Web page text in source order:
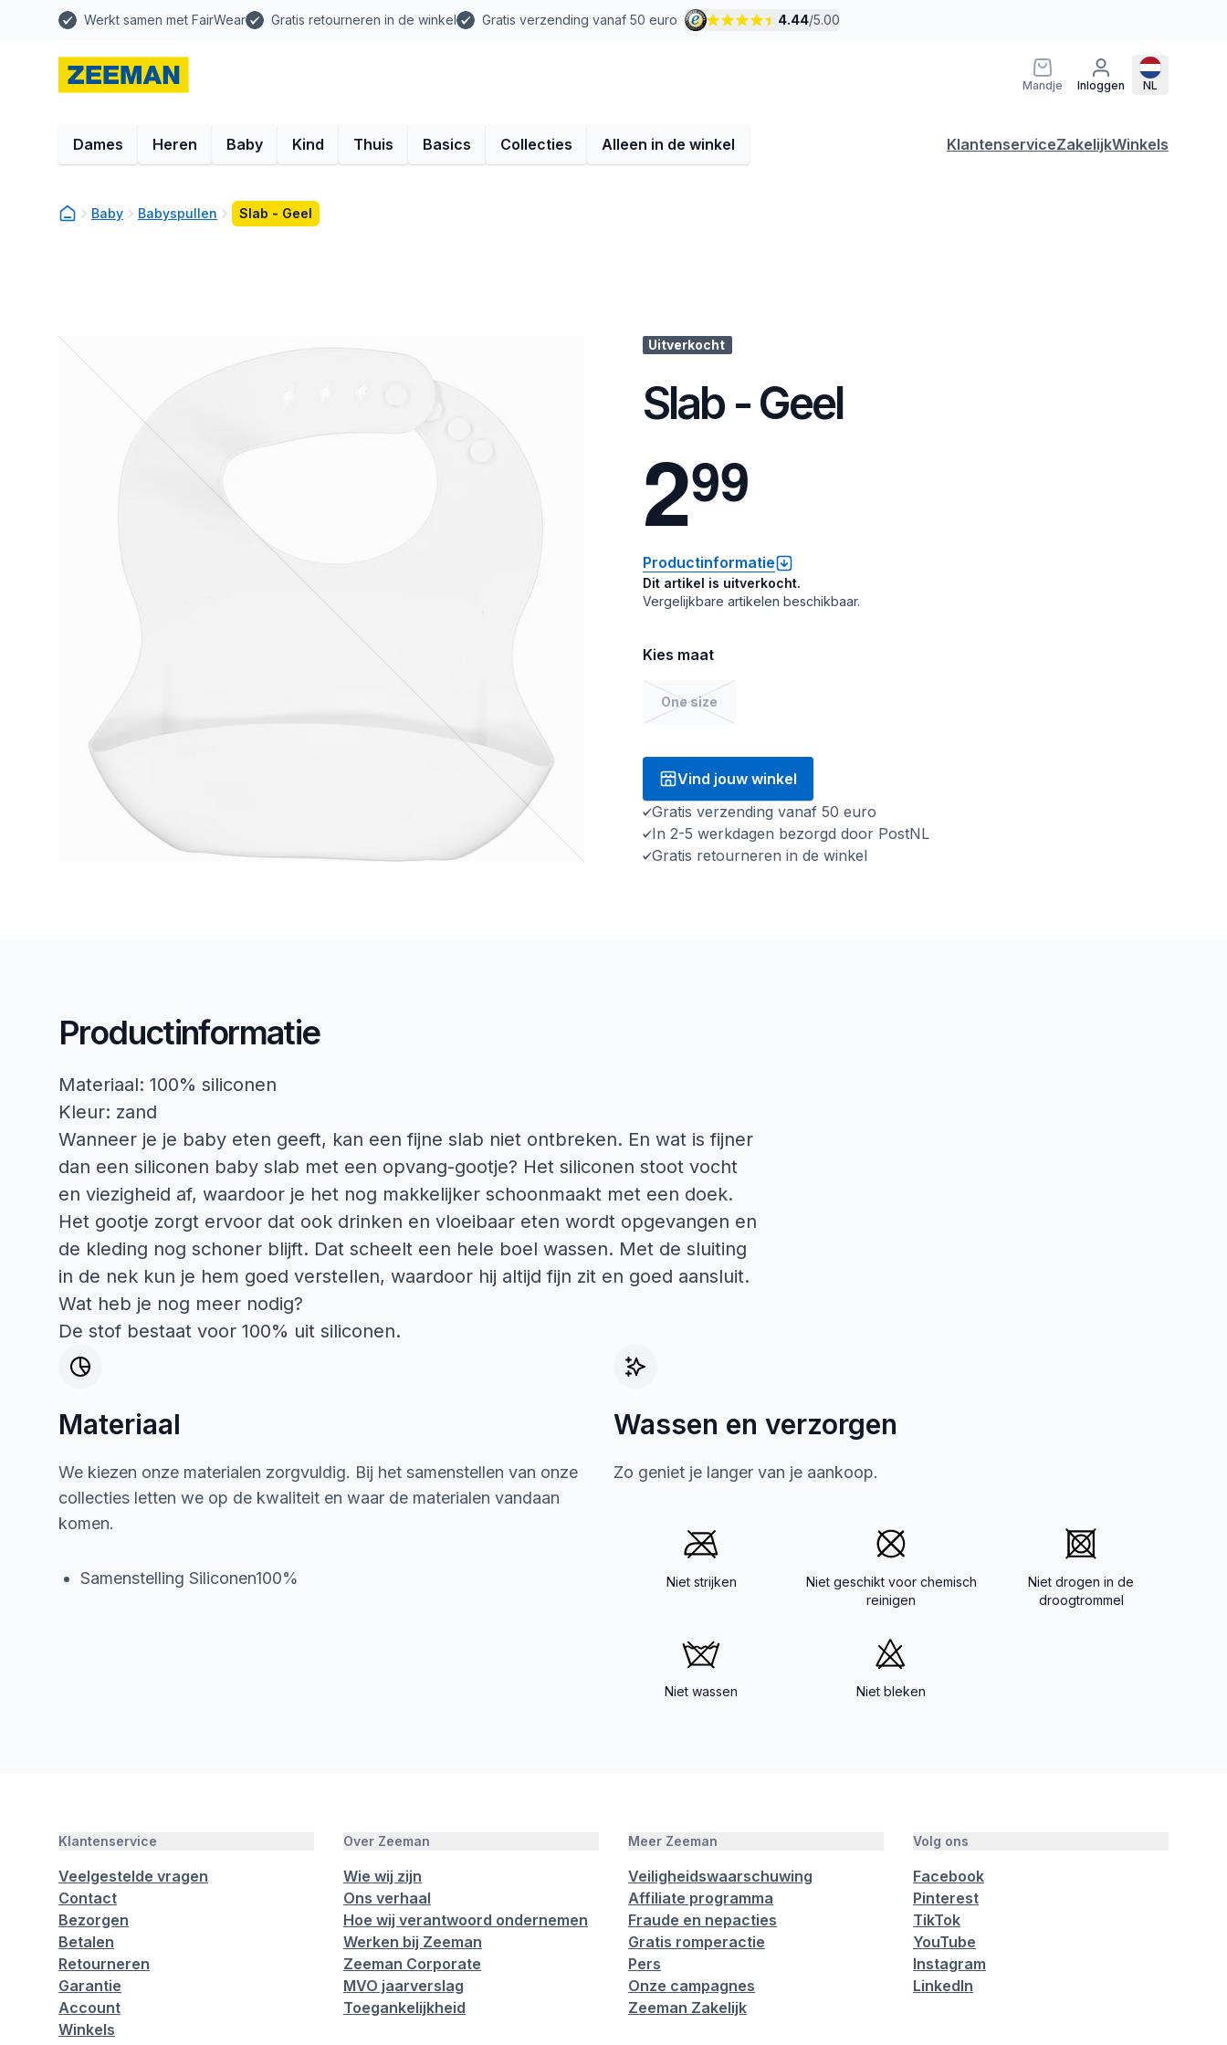
Werkt samen met FairWear Gratis retourneren in de winkel Gratis verzending vanaf 50 euro 4.44/5.00
Mandje Inloggen NL
Dames Heren Baby Kind Thuis Basics Collecties Alleen in de winkel KlantenserviceZakelijkWinkels
Baby Babyspullen Slab - Geel
Uitverkocht
Slab - Geel
299
Productinformatie
Dit artikel is uitverkocht.
Vergelijkbare artikelen beschikbaar.
Kies maat
One size
Vind jouw winkel
Gratis verzending vanaf 50 euro
In 2-5 werkdagen bezorgd door PostNL
Gratis retourneren in de winkel
Productinformatie
Materiaal: 100% siliconen
Kleur: zand
Wanneer je je baby eten geeft, kan een fijne slab niet ontbreken. En wat is fijner
dan een siliconen baby slab met een opvang-gootje? Het siliconen stoot vocht
en viezigheid af, waardoor je het nog makkelijker schoonmaakt met een doek.
Het gootje zorgt ervoor dat ook drinken en vloeibaar eten wordt opgevangen en
de kleding nog schoner blijft. Dat scheelt een hele boel wassen. Met de sluiting
in de nek kun je hem goed verstellen, waardoor hij altijd fijn zit en goed aansluit.
Wat heb je nog meer nodig?
De stof bestaat voor 100% uit siliconen.
Materiaal
We kiezen onze materialen zorgvuldig. Bij het samenstellen van onze
collecties letten we op de kwaliteit en waar de materialen vandaan
komen.
Samenstelling Siliconen100%
Wassen en verzorgen
Zo geniet je langer van je aankoop.
Niet strijken
Niet geschikt voor chemisch
reinigen
Niet drogen in de
droogtrommel
Niet wassen Niet bleken
Klantenservice
Veelgestelde vragen
Contact
Bezorgen
Betalen
Retourneren
Garantie
Account
Winkels
Over Zeeman
Wie wij zijn
Ons verhaal
Hoe wij verantwoord ondernemen
Werken bij Zeeman
Zeeman Corporate
MVO jaarverslag
Toegankelijkheid
Meer Zeeman
Veiligheidswaarschuwing
Affiliate programma
Fraude en nepacties
Gratis romperactie
Pers
Onze campagnes
Zeeman Zakelijk
Volg ons
Facebook
Pinterest
TikTok
YouTube
Instagram
LinkedIn